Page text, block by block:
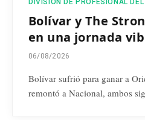
DIVISIÓN DE PROFESIONAL
Bolívar y The
en una jornada
06/08/2026
Bolívar sufrió para ganar a
remontó a Nacional, ambos